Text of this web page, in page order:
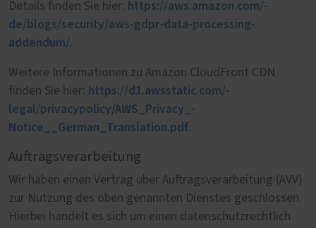
Details finden Sie hier: https://aws.amazon.com/­
de/blogs/security/­aws-gdpr-data-processing-
addendum/.
Weitere Informationen zu Amazon CloudFront CDN
finden Sie hier: https://d1.awsstatic.com/­
legal/privacypolicy/­AWS_Privacy_­
Notice__German_Translation.pdf.
Auftragsverarbeitung
Wir haben einen Vertrag über Auftragsverarbeitung (AVV)
zur Nutzung des oben genannten Dienstes geschlossen.
Hierbei handelt es sich um einen datenschutzrechtlich